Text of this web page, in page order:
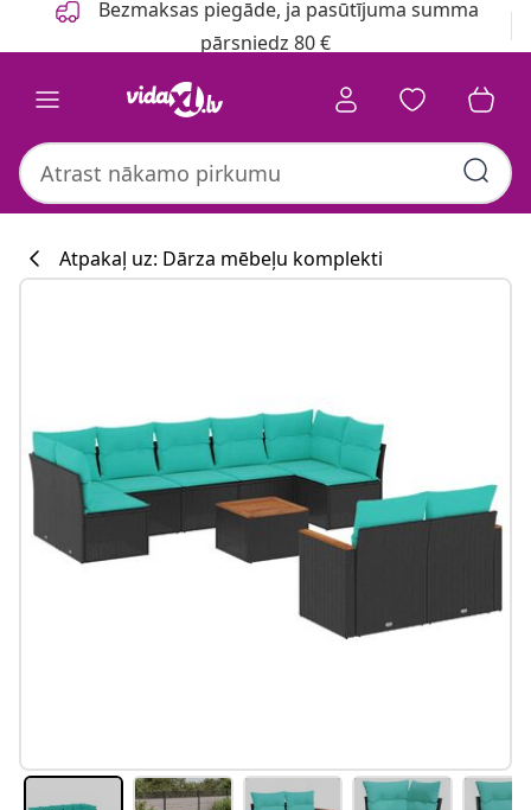
Bezmaksas piegāde, ja pasūtījuma summa
pārsniedz 80 €
Atpakaļ uz: Dārza mēbeļu komplekti